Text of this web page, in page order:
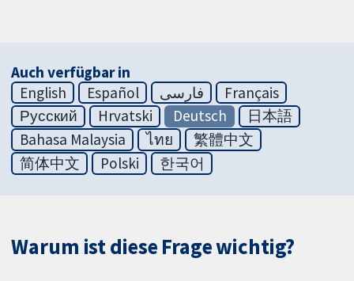
Auch verfügbar in
English
Español فارسی
Français
Русский
Hrvatski Deutsch
日本語
Bahasa Malaysia
ไทย
繁體中文
简体中文
Polski 한국어
Warum ist diese Frage wichtig?